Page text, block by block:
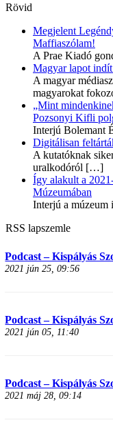
Rövid
Megjelent
Maffiaszólam!
A Prae Kiadó
Magyar lapot
A magyar
magyarokat
„Mint
Pozsonyi Kifli
Interjú Bolemant
Digitálisan
A kutatóknak
uralkodóról […]
Így alakult a
Múzeumában
Interjú a múzeum
RSS lapszemle
Podcast – Kispályás
2021 jún 25, 09:56
Podcast – Kispályás
2021 jún 05, 11:40
Podcast – Kispályás
2021 máj 28, 09:14